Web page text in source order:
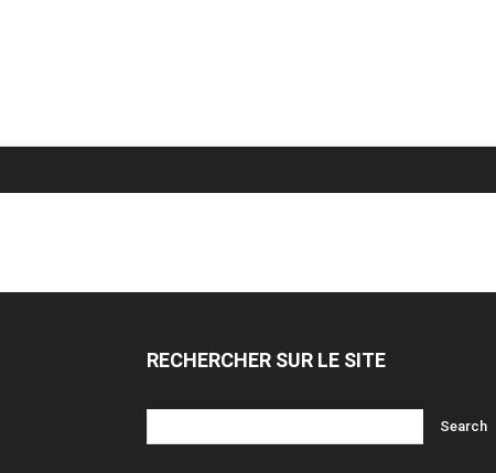
RECHERCHER SUR LE SITE